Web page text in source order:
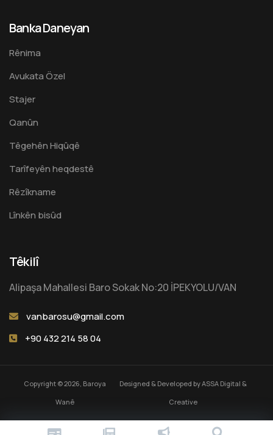
Banka Daneyan
Rênima
Avukata Özel
Stajer
Qanûn
Têgehên Hiqûqê
Tarîfeyên heqdestê
Rêzîkname
Lînkên bisûd
Têkilî
Alipaşa Mahallesi Baro Sokak No:20 İPEKYOLU/VAN
vanbarosu@gmail.com
+90 432 214 58 04
Copyright © 2026, Baroya
Wanê
Designed & Developed byASSA Digital &
Creative